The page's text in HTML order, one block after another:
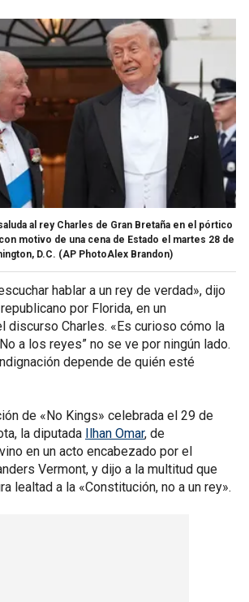
al rey Charles de Gran Bretaña en el pórtico
motivo de una cena de Estado el martes 28 de
D.C. (AP PhotoAlex Brandon)
hablar a un rey de verdad», dijo
por Florida, en un
discurso Charles. «Es curioso cómo la
a los reyes” no se ve por ningún lado.
depende de quién esté
de «No Kings» celebrada el 29 de
la diputada Ilhan Omar, de
en un acto encabezado por el
Vermont, y dijo a la multitud que
lealtad a la «Constitución, no a un rey».